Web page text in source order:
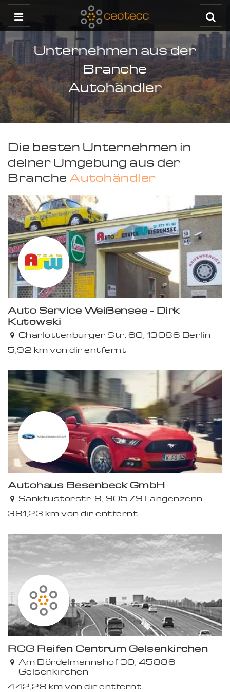
Unternehmen aus der
Branche
Autohändler
Die besten Unternehmen in
deiner Umgebung aus der
Branche Autohändler
Premium
Auto Service Weißensee - Dirk
Kutowski
Charlottenburger Str. 60, 13086 Berlin
5,92 km von dir entfernt
Premium
Autohaus Besenbeck GmbH
Sanktustorstr. 8, 90579 Langenzenn
381,23 km von dir entfernt
RCG Reifen Centrum Gelsenkirchen
Am Dördelmannshof 30, 45886
Gelsenkirchen
442,28 km von dir entfernt